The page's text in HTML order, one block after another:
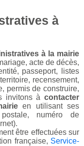
à
à la mairie
acte de décès,
passeport, listes
recensement,
permis de construire,
invitons à contacter
en utilisant ses
numéro de
être effectuées sur
française, Service-